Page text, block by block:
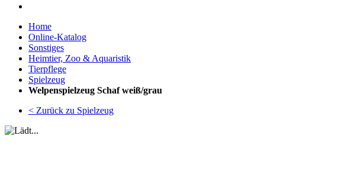
Home
Online-Katalog
Sonstiges
Heimtier, Zoo & Aquaristik
Tierpflege
Spielzeug
Welpenspielzeug Schaf weiß/grau
< Zurück zu Spielzeug